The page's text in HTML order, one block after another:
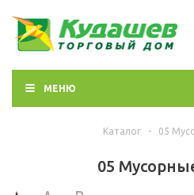
МЕНЮ
Каталог - 05
05